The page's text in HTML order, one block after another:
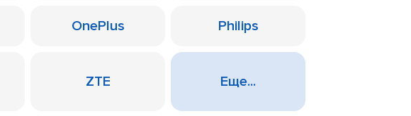
OnePlus Philips
ZTE Еще...